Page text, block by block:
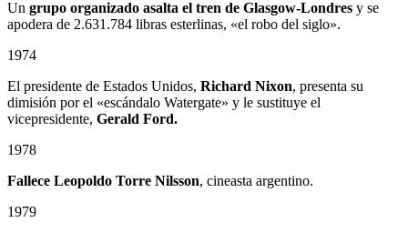
Un grupo organizado asalta el tren de Glasgow-Londres y se
apodera de 2.631.784 libras esterlinas, «el robo del siglo».
1974
El presidente de Estados Unidos, Richard Nixon, presenta su
dimisión por el «escándalo Watergate» y le sustituye el
vicepresidente, Gerald Ford.
1978
Fallece Leopoldo Torre Nilsson, cineasta argentino.
1979